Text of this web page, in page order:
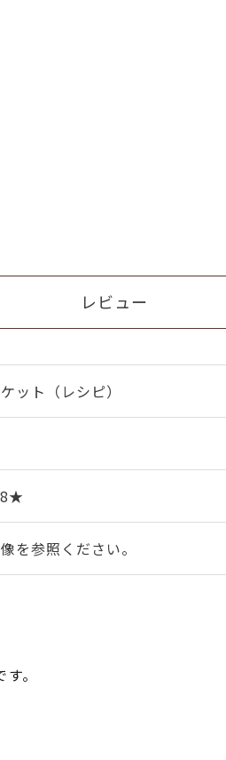
レビュー
ット（レシピ）
を参照ください。
。